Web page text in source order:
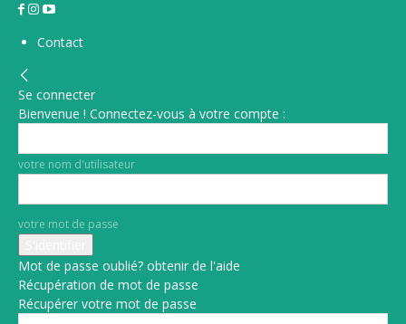
Contact
Se connecter
Bienvenue ! Connectez-vous à votre compte :
votre nom d'utilisateur
votre mot de passe
Mot de passe oublié? obtenir de l'aide
Récupération de mot de passe
Récupérer votre mot de passe